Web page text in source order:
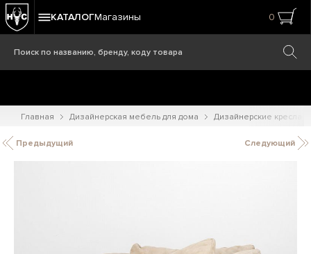
КАТАЛОГМагазины 0
Главная Дизайнерская мебель для дома Дизайнерские кресла
Предыдущий Следующий